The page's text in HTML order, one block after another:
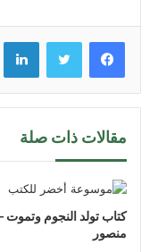
مقالات ذات صلة
كتاب تولد النجوم وتموت
منصور